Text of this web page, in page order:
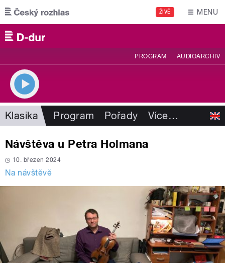
Přejít k hlavnímu obsahu
ŽIVĚ MENU
PROGRAM AUDIOARCHIV
Klasika Program Pořady Více…
Návštěva u Petra Holmana
10. březen 2024
Na návštěvě